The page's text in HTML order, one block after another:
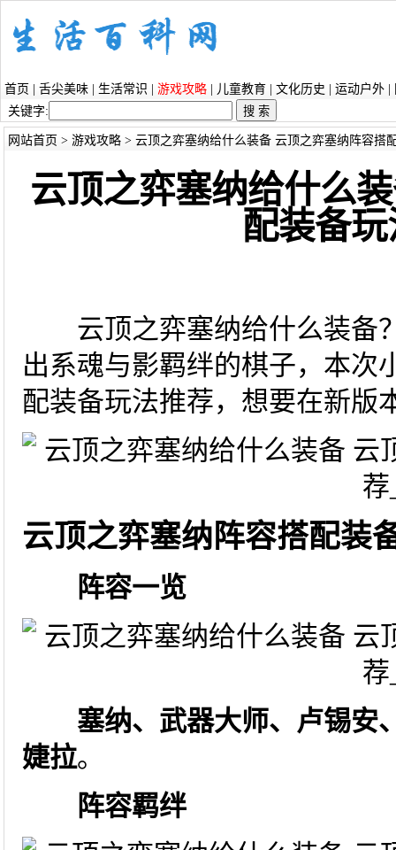
首页 舌尖美味 生活常识 游戏攻略 儿童教育 文化历史 运动户外
关键字:
网站首页 > 游戏攻略> 云顶之弈塞纳给什么装备 云顶之弈塞纳阵容搭
云顶之弈塞纳给什么
配装备
云顶之弈塞纳给什么装备
出系魂与影羁绊的棋子，本次
配装备玩法推荐，想要在新版
云顶之弈塞纳阵容搭配装
阵容一览
塞纳、武器大师、卢锡安
婕拉。
阵容羁绊